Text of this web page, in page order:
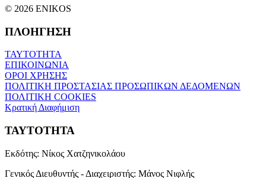
© 2026 ENIKOS
ΠΛΟΗΓΗΣΗ
ΤΑΥΤΟΤΗΤΑ
ΕΠΙΚΟΙΝΩΝΙΑ
ΟΡΟΙ ΧΡΗΣΗΣ
ΠΟΛΙΤΙΚΗ ΠΡΟΣΤΑΣΙΑΣ ΠΡΟΣΩΠΙΚΩΝ ΔΕΔΟΜΕΝΩΝ
ΠΟΛΙΤΙΚΗ COOKIES
Κρατική Διαφήμιση
ΤΑΥΤΟΤΗΤΑ
Εκδότης: Νίκος Χατζηνικολάου
Γενικός Διευθυντής - Διαχειριστής: Μάνος Νιφλής